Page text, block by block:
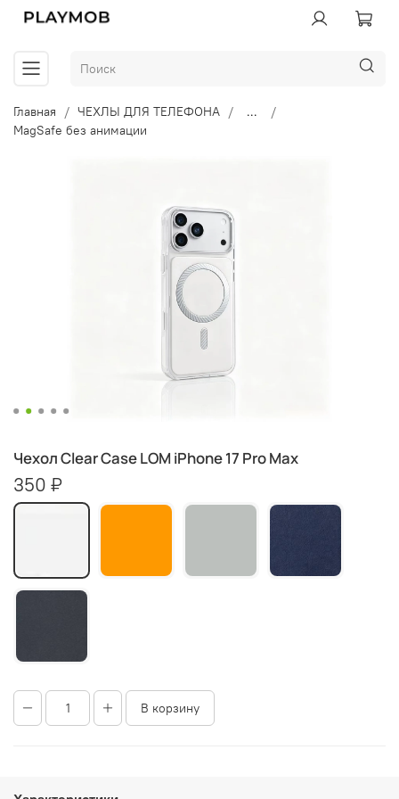
Главная ЧЕХЛЫ ДЛЯ ТЕЛЕФОНА
...
MagSafe без анимации
Чехол Clear Case LOM iPhone 17 Pro Max
350 ₽
В корзину